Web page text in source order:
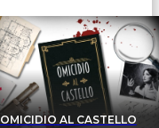
OMICIDIO AL CASTELLO